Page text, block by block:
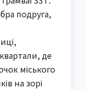
подруга,
де
міського
на зорі